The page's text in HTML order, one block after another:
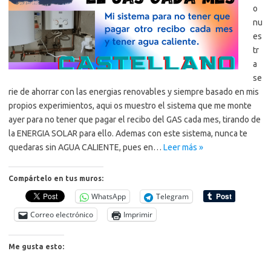
o
nu
es
tr
a
se
rie de ahorrar con las energias renovables y siempre basado en mis
propios experimientos, aqui os muestro el sistema que me monte
ayer para no tener que pagar el recibo del GAS cada mes, tirando de
la ENERGIA SOLAR para ello. Ademas con este sistema, nunca te
quedaras sin AGUA CALIENTE, pues en… Leer más »
Compártelo en tus muros:
WhatsApp
Telegram
Correo electrónico
Imprimir
Me gusta esto: